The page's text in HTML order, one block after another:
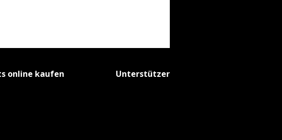
online kaufen Unterstützer